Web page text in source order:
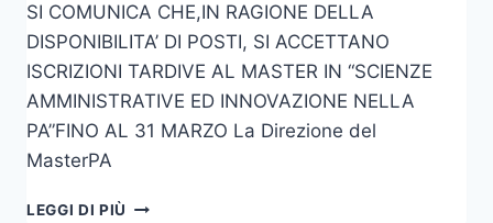
SI COMUNICA CHE,IN RAGIONE DELLA
DISPONIBILITA’ DI POSTI, SI ACCETTANO
ISCRIZIONI TARDIVE AL MASTER IN “SCIENZE
AMMINISTRATIVE ED INNOVAZIONE NELLA
PA”FINO AL 31 MARZO La Direzione del
MasterPA
LEGGI DI PIÙ AVVISO